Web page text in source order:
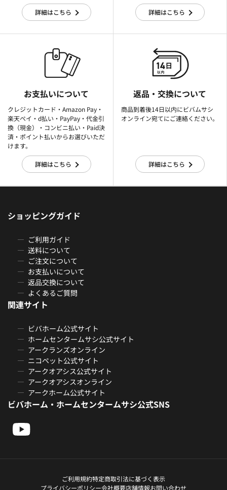
詳細はこちら 詳細はこちら
お支払いについて
クレジットカード・Amazon Pay・
楽天ぺイ・d払い・PayPay・代金引
換（現金）・コンビニ払い・Paid決
済・ポイント払いからお選びいただ
けます。
詳細はこちら
返品・交換について
商品到着後14日以内にビバムサシ
オンライン宛てにご連絡ください。
詳細はこちら
ショッピングガイド
ご利用ガイド
送料について
ご注文について
お支払いについて
返品交換について
よくあるご質問
関連サイト
ビバホーム公式サイト
ホームセンタームサシ公式サイト
アークランズオンライン
ニコペット公式サイト
アークオアシス公式サイト
アークオアシスオンライン
アークホーム公式サイト
ビバホーム・ホームセンタームサシ公式SNS
ご利用規約特定商取引法に基づく表示
プライバシーポリシー会社概要店舗情報お問い合わせ